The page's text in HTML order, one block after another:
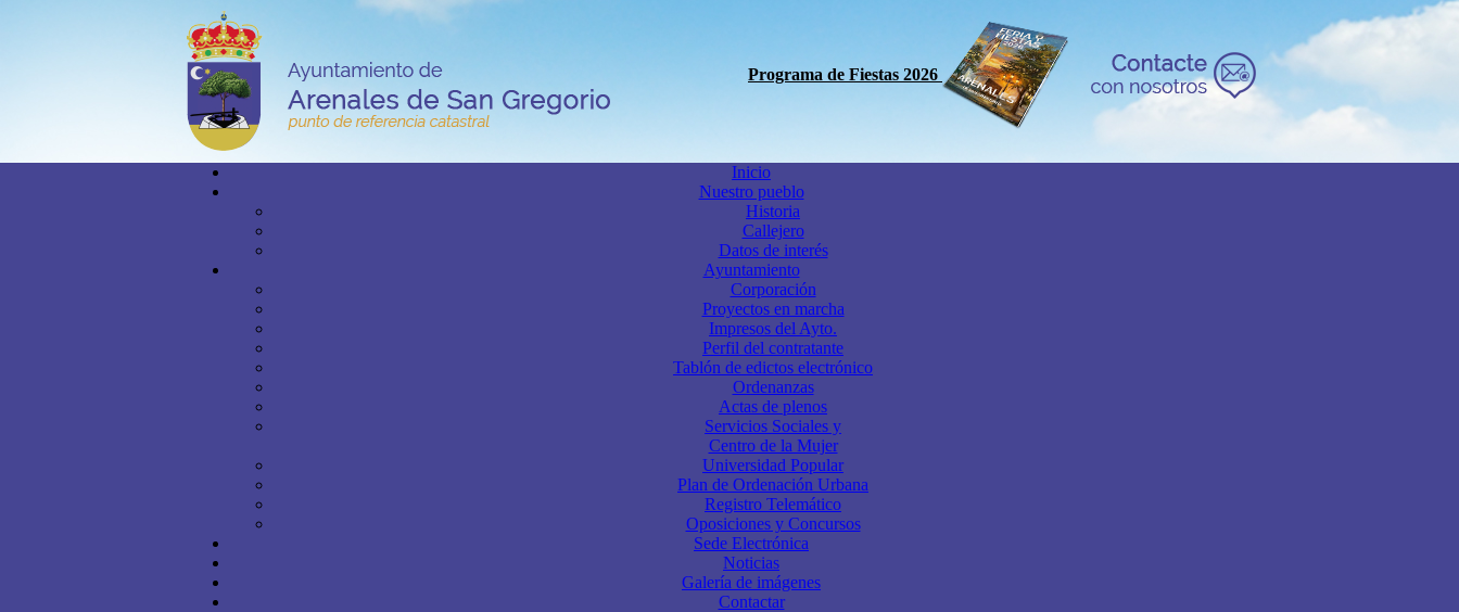
Programa de Fiestas 2026
Inicio
Nuestro pueblo
Historia
Callejero
Datos de interés
Ayuntamiento
Corporación
Proyectos en marcha
Impresos del Ayto.
Perfil del contratante
Tablón de edictos electrónico
Ordenanzas
Actas de plenos
Servicios Sociales y
Centro de la Mujer
Universidad Popular
Plan de Ordenación Urbana
Registro Telemático
Oposiciones y Concursos
Sede Electrónica
Noticias
Galería de imágenes
Contactar